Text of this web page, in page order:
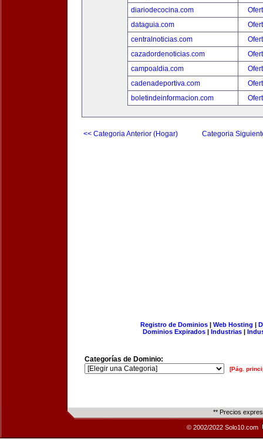
diariodecocina.com
dataguia.com
centralnoticias.com
cazadordenoticias.com
campoaldia.com
cadenadeportiva.com
boletindeinformacion.com
<< Categoria Anterior (Hogar) Categoria
Registro de Dominios| Web Hosting |
Dominios Expirados | Industrias |
Categorías de Dominio:
[Pág.
** Precios
© 2002/2022 Solo10.com